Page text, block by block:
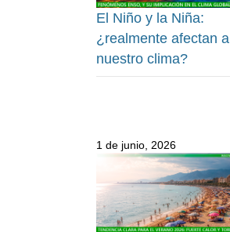
El Niño y la Niña:
¿realmente afectan a
nuestro clima?
1 de junio, 2026